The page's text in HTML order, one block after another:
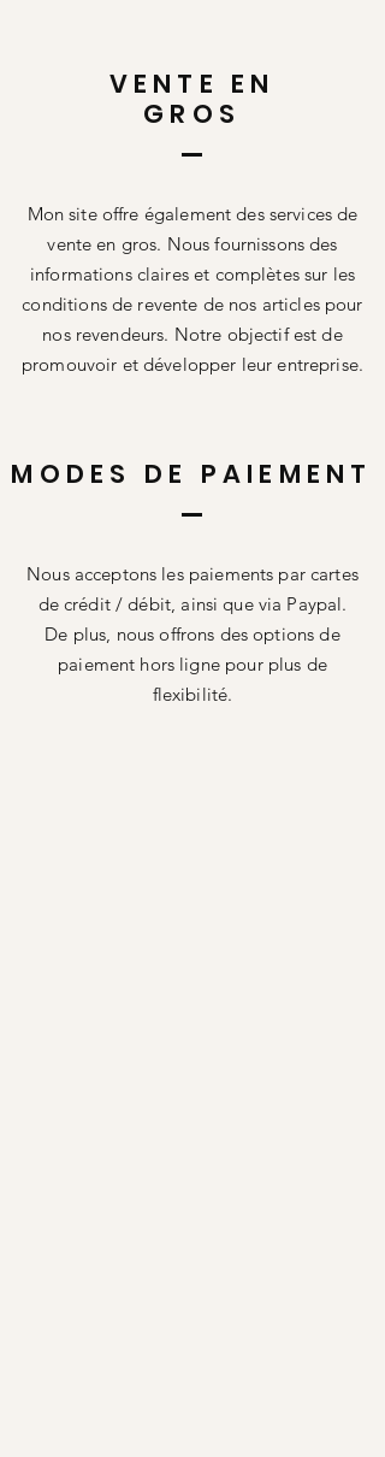
VENTE EN
GROS
Mon site offre également des services de
vente en gros. Nous fournissons des
informations claires et complètes sur les
conditions de revente de nos articles pour
nos revendeurs. Notre objectif est de
promouvoir et développer leur entreprise.
MODES DE PAIEMENT
Nous acceptons les paiements par cartes
de crédit / débit, ainsi que via Paypal.
De plus, nous offrons des options de
paiement hors ligne pour plus de
flexibilité.